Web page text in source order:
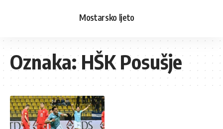
Mostarsko ljeto
Oznaka:HŠK Posušje